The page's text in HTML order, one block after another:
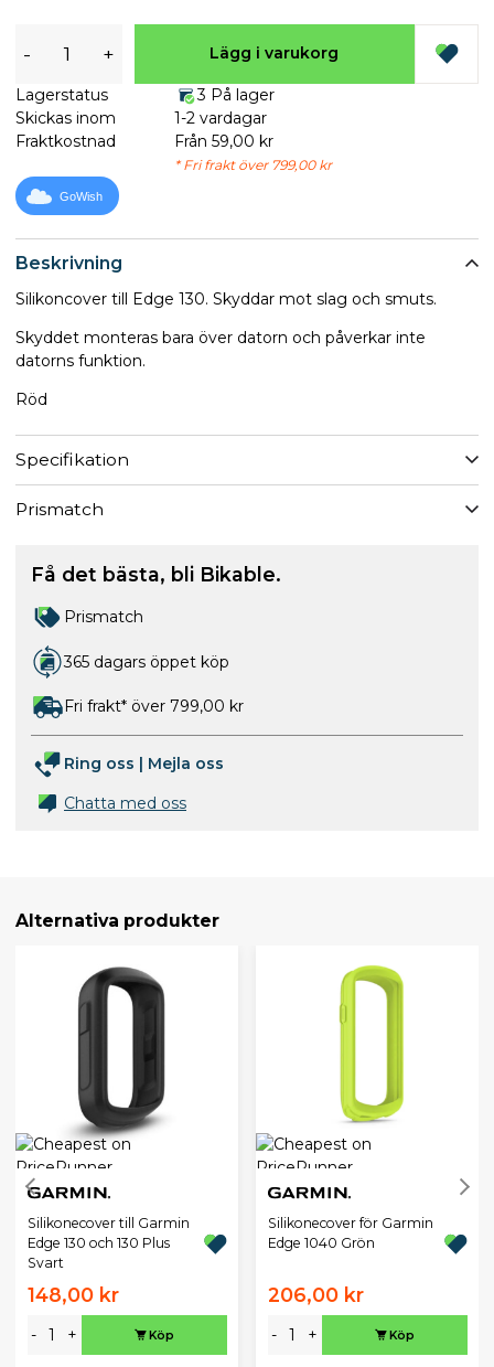
Beskrivning
Silikoncover till Edge 130. Skyddar mot slag och smuts.
Skyddet monteras bara över datorn och påverkar inte
datorns funktion.
Röd
Specifikation
Prismatch
- + Lägg i varukorg
Lagerstatus
3 På lager
Skickas inom
1-2 vardagar
Fraktkostnad
Från 59,00 kr
* Fri frakt över 799,00 kr
GoWish
Få det bästa, bli Bikable.
Prismatch
365 dagars öppet köp
Fri frakt* över 799,00 kr
Ring oss | Mejla oss
Chatta med oss
Alternativa produkter
Silikonecover till Garmin
Edge 130 och 130 Plus
Svart
148,00 kr
- + Köp
Silikonecover för Garmin
Edge 1040 Grön
206,00 kr
- + Köp